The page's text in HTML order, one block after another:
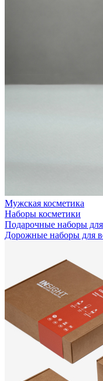
Мужская косметика
Наборы косметики
Подарочные наборы
Дорожные наборы для